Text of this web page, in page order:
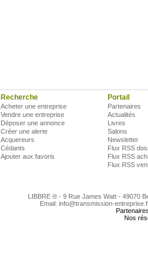
Recherche
Acheter une entreprise
Vendre une entreprise
Déposer une annonce
Créer une alerte
Acquereurs
Cédants
Ajouter aux favoris
Portail
Partenaires
Actualités
Livres
Salons
Newsletter
Flux RSS
Flux RSS
Flux RSS
LIBBRE ® - 9 Rue James Watt - 49070
Email: info@transmission-
Nos